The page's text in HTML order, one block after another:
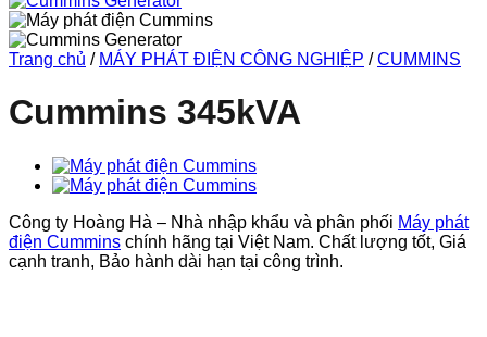
Trang chủ / MÁY PHÁT ĐIỆN CÔNG NGHIỆP / CUMMINS
Cummins 345kVA
Công ty Hoàng Hà – Nhà nhập khẩu và phân phối Máy phát
điện Cummins chính hãng tại Việt Nam. Chất lượng tốt, Giá
cạnh tranh, Bảo hành dài hạn tại công trình.